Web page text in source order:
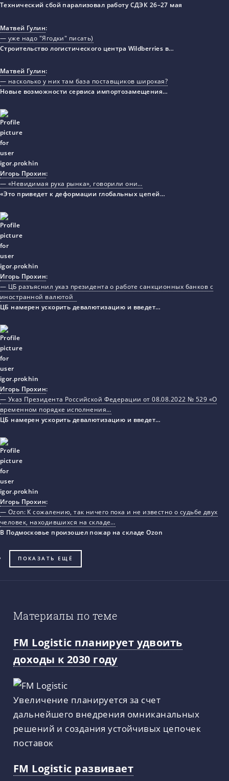
Технический сбой парализовал работу СДЭК 26–27 мая
Матвей Гулин:
— уже надо "Ягодки" писать)
Строительство логистического центра Wildberries в…
Матвей Гулин:
— насколько у них там база поставщиков широкая?
Новые возможности сервиса импортозамещения…
Игорь Прохин:
— «Невидимая рука рынка», говорили они…
«Это приведет к деформации глобальных цепей…
Игорь Прохин:
— ЦБ разъяснил указ президента о работе санкционных банков с
иностранной валютой
ЦБ намерен ускорить девалютизацию и введет…
Игорь Прохин:
— Указ Президента Российской Федерации от 08.08.2022 № 529 «О
временном порядке исполнения…
ЦБ намерен ускорить девалютизацию и введет…
Игорь Прохин:
— Ozon: К сожалению, так ничего пока и не известно о судьбе двух
человек, находившихся на складе…
В Подмосковье произошел пожар на складе Ozon
ПОКАЗАТЬ ЕЩЁ
Материалы по теме
FM Logistic планирует удвоить
доходы к 2030 году
Увеличение планируется за счет
дальнейшего внедрения омниканальных
решений и создания устойчивых цепочек
поставок
FM Logistic развивает